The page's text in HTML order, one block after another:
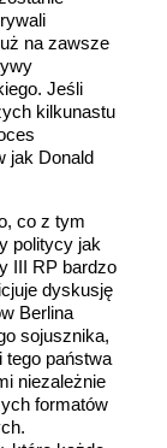
na zawsze
Jeśli
kilkunastu
jak Donald
co z tym
politycy jak
III RP bardzo
dyskusję
Berlina
sojusznika,
tego państwa
niezależnie
formatów